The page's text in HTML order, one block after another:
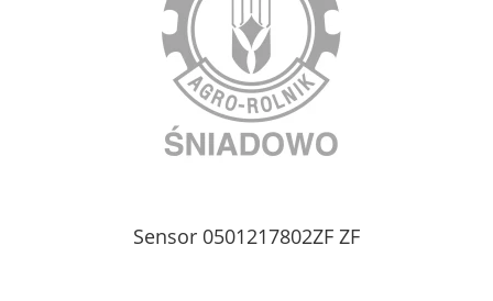
Sensor 0501217802ZF ZF